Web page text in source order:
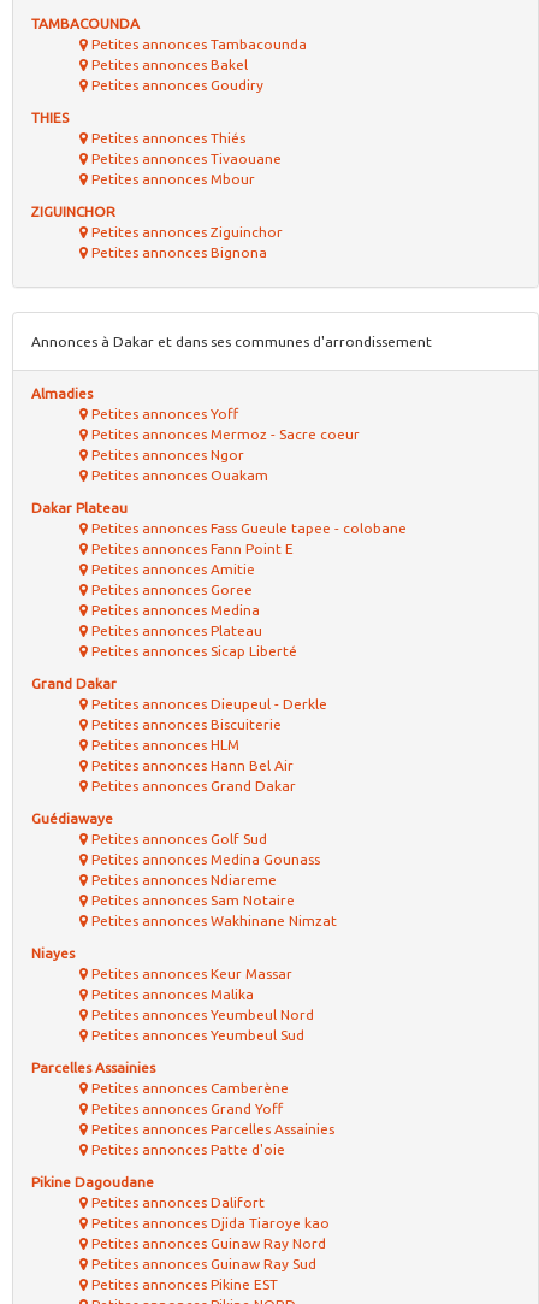
TAMBACOUNDA
Petites annonces Tambacounda
Petites annonces Bakel
Petites annonces Goudiry
THIES
Petites annonces Thiés
Petites annonces Tivaouane
Petites annonces Mbour
ZIGUINCHOR
Petites annonces Ziguinchor
Petites annonces Bignona
Annonces à Dakar et dans ses communes d'arrondissement
Almadies
Petites annonces Yoff
Petites annonces Mermoz - Sacre coeur
Petites annonces Ngor
Petites annonces Ouakam
Dakar Plateau
Petites annonces Fass Gueule tapee - colobane
Petites annonces Fann Point E
Petites annonces Amitie
Petites annonces Goree
Petites annonces Medina
Petites annonces Plateau
Petites annonces Sicap Liberté
Grand Dakar
Petites annonces Dieupeul - Derkle
Petites annonces Biscuiterie
Petites annonces HLM
Petites annonces Hann Bel Air
Petites annonces Grand Dakar
Guédiawaye
Petites annonces Golf Sud
Petites annonces Medina Gounass
Petites annonces Ndiareme
Petites annonces Sam Notaire
Petites annonces Wakhinane Nimzat
Niayes
Petites annonces Keur Massar
Petites annonces Malika
Petites annonces Yeumbeul Nord
Petites annonces Yeumbeul Sud
Parcelles Assainies
Petites annonces Camberène
Petites annonces Grand Yoff
Petites annonces Parcelles Assainies
Petites annonces Patte d'oie
Pikine Dagoudane
Petites annonces Dalifort
Petites annonces Djida Tiaroye kao
Petites annonces Guinaw Ray Nord
Petites annonces Guinaw Ray Sud
Petites annonces Pikine EST